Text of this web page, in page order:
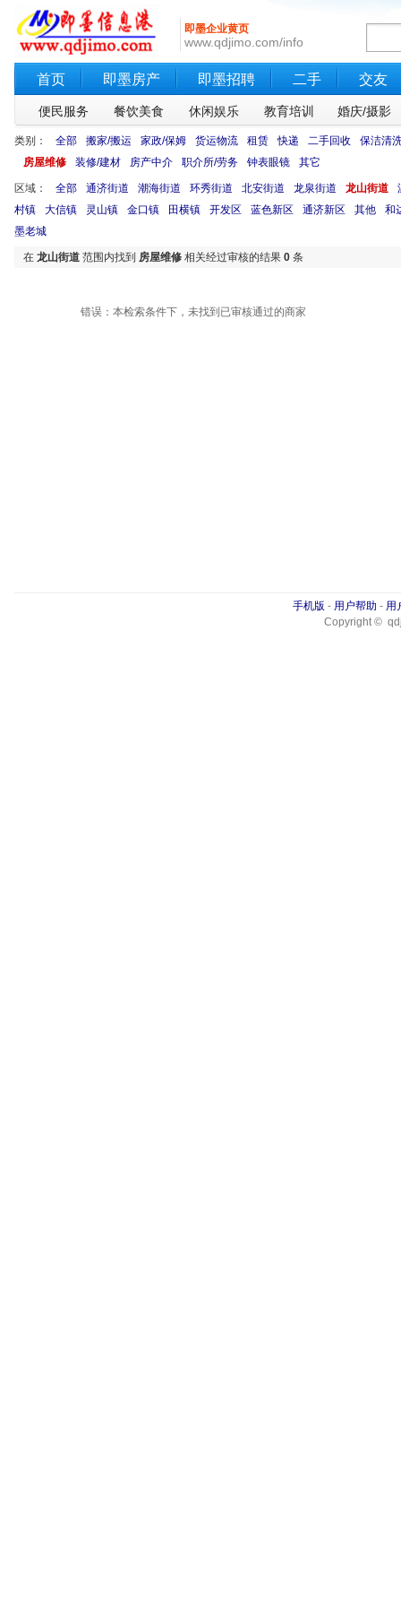
即墨企业黄页
www.qdjimo.com/info
首页 即墨房产 即墨招聘 二手 交友
便民服务 餐饮美食 休闲娱乐 教育培训 婚庆/摄影
类别： 全部 搬家/搬运 家政/保姆 货运物流 租赁 快递 二手回收
保洁清
房屋维修
装修/建材 房产中介 职介所/劳务 钟表眼镜 其它
区域： 全部 通济街道 潮海街道 环秀街道 北安街道 龙泉街道 龙山街道
村镇
大信镇 灵山镇 金口镇 田横镇 开发区 蓝色新区 通济新区 其他
和
墨老城
在 龙山街道 范围内找到 房屋维修 相关经过审核的结果 0 条
错误：本检索条件下，未找到已审核通过的商家
手机版 - 用户帮助 - 用
Copyright ©